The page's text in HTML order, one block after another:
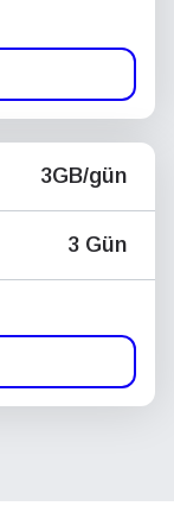
3GB/gün
3 Gün